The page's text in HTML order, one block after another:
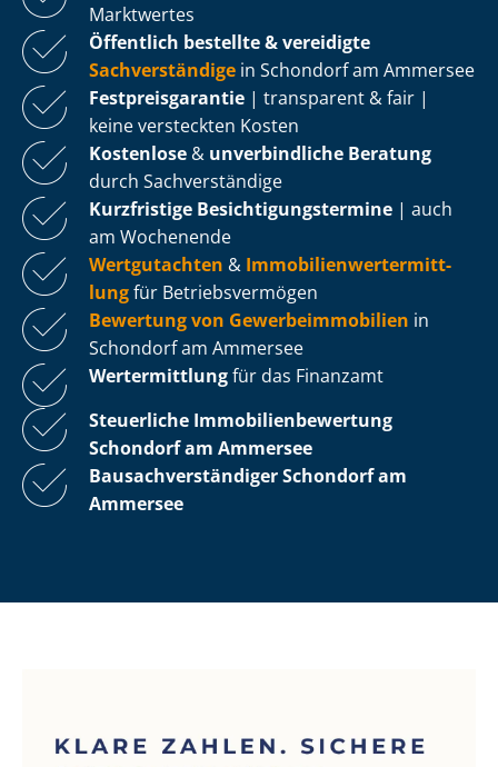
Marktwertes
Öffentlich bestellte & vereidigte
Sachverständige in Schondorf am Ammersee
Fest­preis­ga­ran­tie | transparent & fair |
keine versteckten Kosten
Kostenlose & unverbindliche Beratung
durch Sachverständige
Kurzfristige Be­sich­ti­gungs­ter­mi­ne | auch
am Wochenende
Wertgutachten & Im­mo­bi­li­en­wert­ermitt­
lungfür Be­triebs­ver­mö­gen
Bewertung von Ge­wer­be­im­mo­bi­li­en in
Schondorf am Ammersee
Wertermittlungfür das Finanzamt
Steuerliche Im­mo­bi­li­en­be­wer­tung
Schondorf am Ammersee
Bau­sach­ver­stän­di­ger Schondorf am
Ammersee